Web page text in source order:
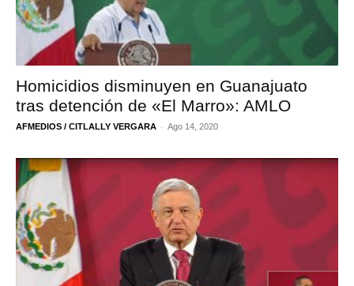
Homicidios disminuyen en Guanajuato
tras detención de «El Marro»: AMLO
AFMEDIOS / CITLALLY VERGARA - Ago 14, 2020